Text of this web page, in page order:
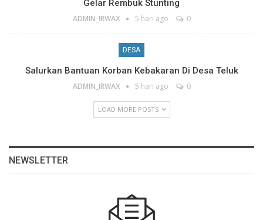
Gelar Rembuk Stunting
ADMIN_IRWAX 5 hari ago 0
DESA
Salurkan Bantuan Korban Kebakaran Di Desa Teluk
ADMIN_IRWAX 5 hari ago 0
LOAD MORE POSTS
NEWSLETTER